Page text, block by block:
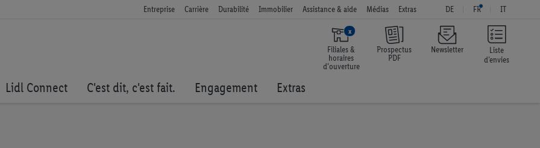
Liste
d’envies
Entreprise Carrière Durabilité Immobilier Assistance & aide Médias Extras DE FR IT
x
Filiales &
horaires
d'ouverture
Prospectus
PDF
Newsletter
Lidl Connect C'est dit, c'est fait. Engagement Extras